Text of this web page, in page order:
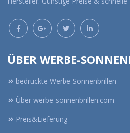
ÜBER WERBE-
bedruckte Werbe-Sonnenbrillen
Über werbe-sonnenbrillen.com
Preis&Lieferung